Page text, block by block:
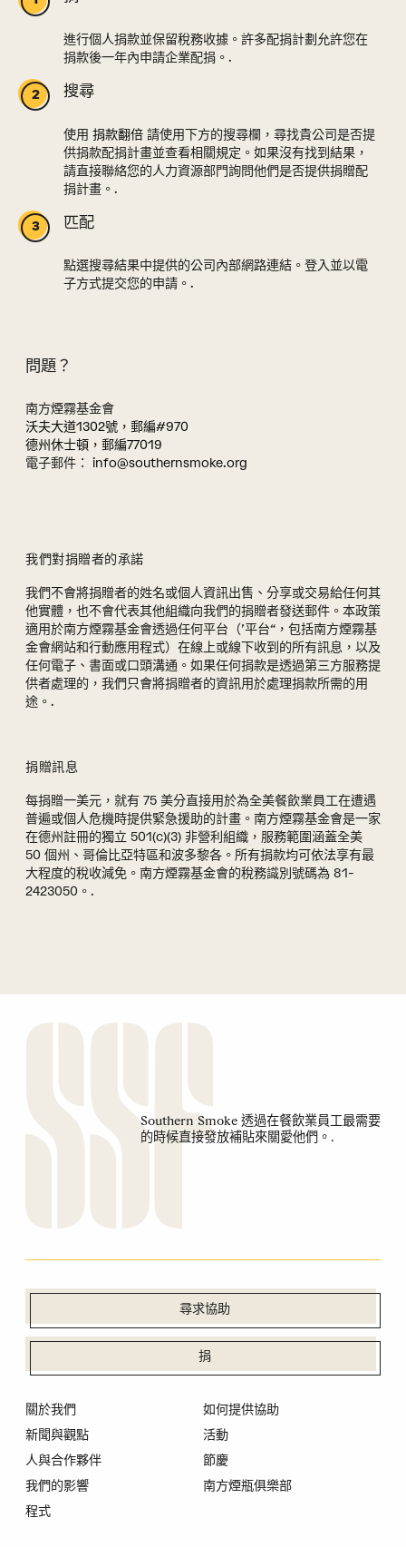
進行個人捐款並保留稅務收據。許多配捐計劃允許您在
捐款後一年內申請企業配捐。.
搜尋
使用捐款翻倍 請使用下方的搜尋欄，尋找貴公司是否提
供捐款配捐計畫並查看相關規定。如果沒有找到結果，
請直接聯絡您的人力資源部門詢問他們是否提供捐贈配
捐計畫。.
匹配
點選搜尋結果中提供的公司內部網路連結。登入並以電
子方式提交您的申請。.
問題？
南方煙霧基金會
沃夫大道1302號，郵編#970
德州休士頓，郵編77019
電子郵件： info@southernsmoke.org
我們對捐贈者的承諾
我們不會將捐贈者的姓名或個人資訊出售、分享或交易給任何其
他實體，也不會代表其他組織向我們的捐贈者發送郵件。本政策
適用於南方煙霧基金會透過任何平台（’平台“，包括南方煙霧基
金會網站和行動應用程式）在線上或線下收到的所有訊息，以及
任何電子、書面或口頭溝通。如果任何捐款是透過第三方服務提
供者處理的，我們只會將捐贈者的資訊用於處理捐款所需的用
途。.
捐贈訊息
每捐贈一美元，就有 75 美分直接用於為全美餐飲業員工在遭遇
普遍或個人危機時提供緊急援助的計畫。南方煙霧基金會是一家
在德州註冊的獨立 501(c)(3) 非營利組織，服務範圍涵蓋全美
50 個州、哥倫比亞特區和波多黎各。所有捐款均可依法享有最
大程度的稅收減免。南方煙霧基金會的稅務識別號碼為 81-
2423050。.
Southern Smoke 透過在餐飲業員工最需要
的時候直接發放補貼來關愛他們。.
尋求協助
捐
關於我們
新聞與觀點
人與合作夥伴
我們的影響
程式
如何提供協助
活動
節慶
南方煙瓶俱樂部